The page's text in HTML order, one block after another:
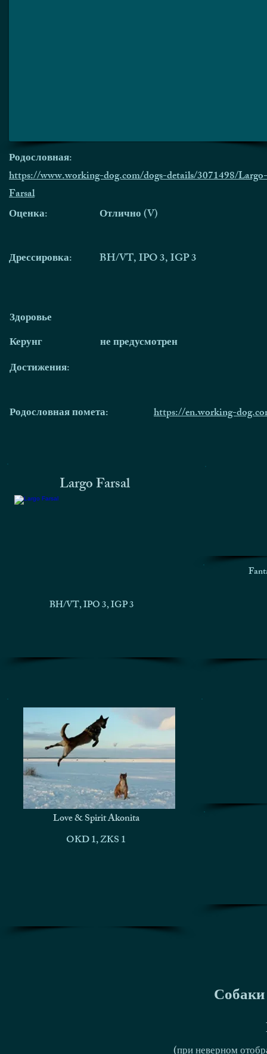
Родословная:
https://www.working-dog.com/dogs-details/3071498/Largo-
Farsal
Оценка:
Отлично (V)
Дрессировка: BH/VT, IPO 3, IGP 3
Здоровье
Керунг
не предусмотрен
Достижения:
Родословная помета: https://en.working-
Largo Farsal
BH/VT, IPO 3, IGP 3
Love & Spirit Akonita
OKD 1, ZKS 1
Собаки